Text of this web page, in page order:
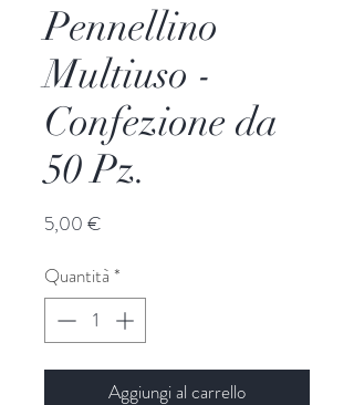
Pennellino
Multiuso -
Confezione da
50 Pz.
5,00 €
Quantità *
Aggiungi al carrello